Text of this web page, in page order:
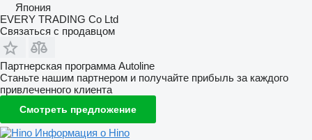
Япония
EVERY TRADING Co Ltd
Связаться с продавцом
Партнерская программа Autoline
Станьте нашим партнером и получайте прибыль за каждого
привлеченного клиента
Смотреть предложение
Информация о Hino